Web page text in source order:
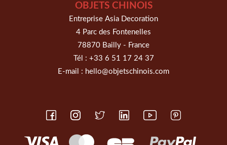
OBJETS CHINOIS
Entreprise Asia Decoration
4 Parc des Fontenelles
78870 Bailly - France
Tél : +33 6 51 17 24 37
E-mail : hello@objetschinois.com